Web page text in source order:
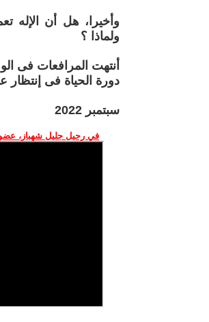
وأخيرا، هل أن الإله
ولماذا ؟
أنتهت المرافعات فى
دورة الحياة فى إنتظار
سبتمبر 2022
في رحيل جليل شهباز، عضو